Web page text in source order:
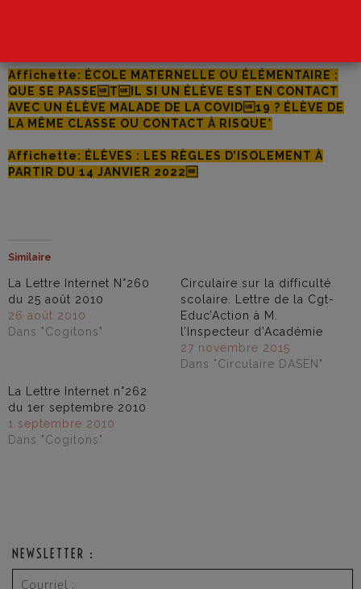
Affichette: ÉCOLE MATERNELLE OU ÉLÉMENTAIRE :
QUE SE PASSETIL SI UN ÉLÈVE EST EN CONTACT
AVEC UN ÉLÈVE MALADE DE LA COVID19 ? ÉLÈVE DE
LA MÊME CLASSE OU CONTACT À RISQUE*
Affichette: ÉLÈVES : LES RÈGLES D’ISOLEMENT À
PARTIR DU 14 JANVIER 2022
Similaire
La Lettre Internet N°260
du 25 août 2010
26 août 2010
Dans "Cogitons"
Circulaire sur la difficulté
scolaire. Lettre de la Cgt-
Educ’Action à M.
l’Inspecteur d’Académie
27 novembre 2015
Dans "Circulaire DASEN"
La Lettre Internet n°262
du 1er septembre 2010
1 septembre 2010
Dans "Cogitons"
NEWSLETTER :